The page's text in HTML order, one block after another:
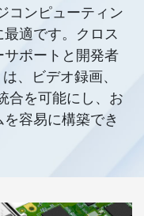
コンピューティン
適です。クロス
ポートと開発者
、ビデオ録画、
合を可能にし、お
容易に構築でき